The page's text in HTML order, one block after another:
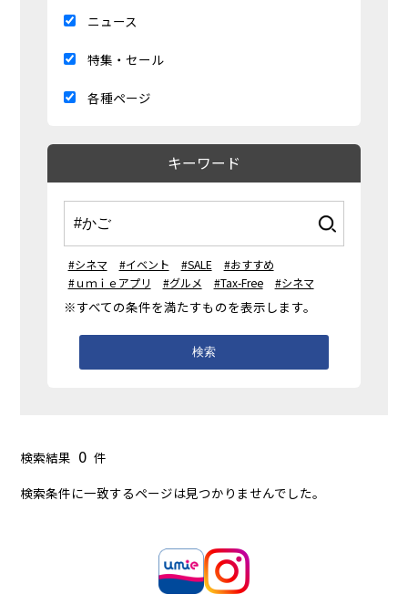
ニュース
特集・セール
各種ページ
キーワード
#シネマ #イベント #SALE
#おすすめ
#ｕｍｉｅアプリ
#グルメ #Tax-Free #シネマ
※すべての条件を満たすものを表示します。
検索
検索結果 0 件
検索条件に一致するページは見つかりませんでした。